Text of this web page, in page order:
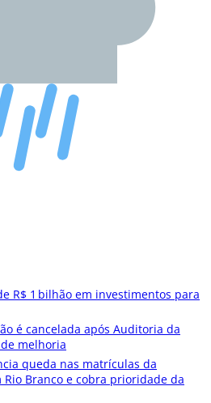
R$ 1 bilhão em investimentos para
é cancelada após Auditoria da
melhoria
queda nas matrículas da
Branco e cobra prioridade da